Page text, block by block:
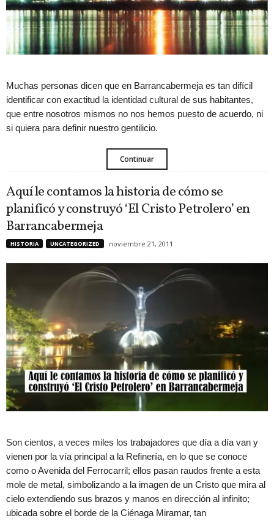
Muchas personas dicen que en Barrancabermeja es tan difícil
identificar con exactitud la identidad cultural de sus habitantes,
que entre nosotros mismos no nos hemos puesto de acuerdo, ni
si quiera para definir nuestro gentilicio.
Continuar
Aquí le contamos la historia de cómo se
planificó y construyó ‘El Cristo Petrolero’ en
Barrancabermeja
HISTORIA UNCATEGORIZED noviembre 21, 2011
Son cientos, a veces miles los trabajadores que día a día van y
vienen por la vía principal a la Refinería, en lo que se conoce
como o Avenida del Ferrocarril; ellos pasan raudos frente a esta
mole de metal, simbolizando a la imagen de un Cristo que mira al
cielo extendiendo sus brazos y manos en dirección al infinito;
ubicada sobre el borde de la Ciénaga Miramar, tan